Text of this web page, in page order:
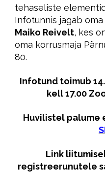
tehaseliste
Infotunnis jagab
Maiko Reivelt, kes
oma korrusmaja
80.
Infotund toimub
kell 17.00
Huvilistel palume
Link
registreerunutele